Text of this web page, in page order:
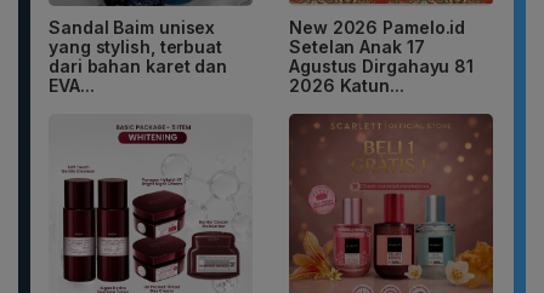
Sandal Baim unisex
yang stylish, terbuat
dari bahan karet dan
EVA...
New 2026 Pamelo.id
Setelan Anak 17
Agustus Dirgahayu 81
2026 Katun...